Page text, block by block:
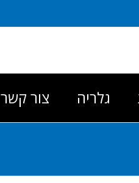
גלריה צור קשר